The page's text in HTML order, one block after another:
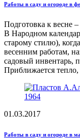
Работы в саду и огороде в
Подготовка к весне
В Народном
старому стилю),
весенним работам,
садовый инвентарь,
Приближается тепло,
01.03.2017
Работы в саду и огороде в